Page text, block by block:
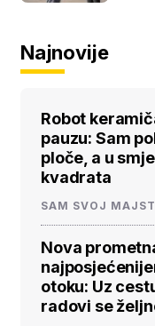
Najnovije
Robot
pauzu: Sam
ploče, a u
kvadrata
SAM SVOJ
Nova
otoku: Uz
radovi se